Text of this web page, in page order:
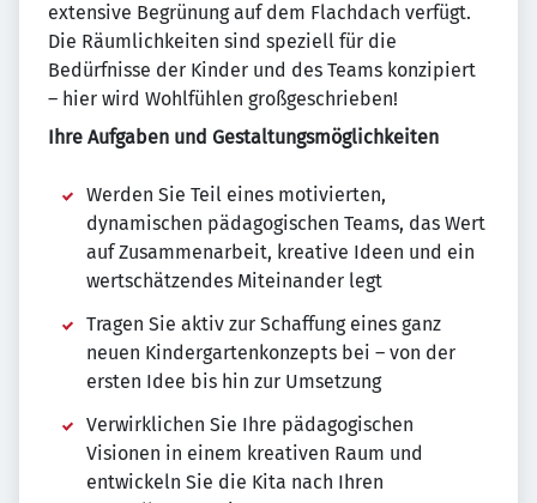
extensive Begrünung auf dem Flachdach verfügt.
Die Räumlichkeiten sind speziell für die
Bedürfnisse der Kinder und des Teams konzipiert
– hier wird Wohlfühlen großgeschrieben!
Ihre Aufgaben und Gestaltungsmöglichkeiten
Werden Sie Teil eines motivierten,
dynamischen pädagogischen Teams, das Wert
auf Zusammenarbeit, kreative Ideen und ein
wertschätzendes Miteinander legt
Tragen Sie aktiv zur Schaffung eines ganz
neuen Kindergartenkonzepts bei – von der
ersten Idee bis hin zur Umsetzung
Verwirklichen Sie Ihre pädagogischen
Visionen in einem kreativen Raum und
entwickeln Sie die Kita nach Ihren